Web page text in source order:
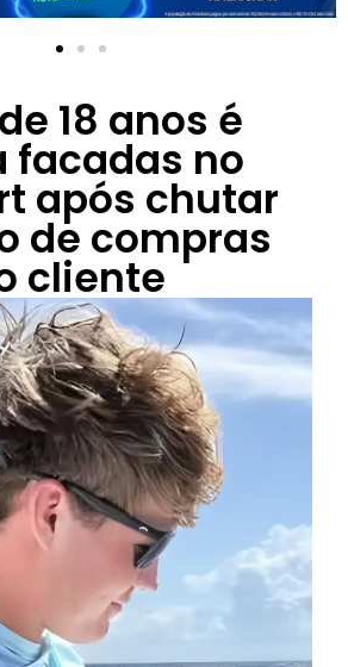
18 anos é
facadas no
após chutar
de compras
cliente